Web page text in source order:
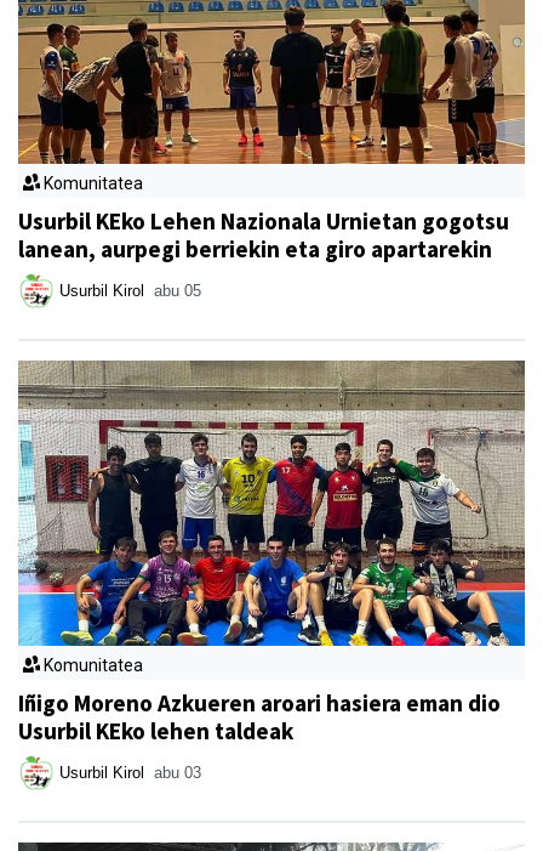
Komunitatea
Usurbil KEko Lehen Nazionala Urnietan gogotsu
lanean, aurpegi berriekin eta giro apartarekin
Usurbil Kirol abu 05
Komunitatea
Iñigo Moreno Azkueren aroari hasiera eman dio
Usurbil KEko lehen taldeak
Usurbil Kirol abu 03